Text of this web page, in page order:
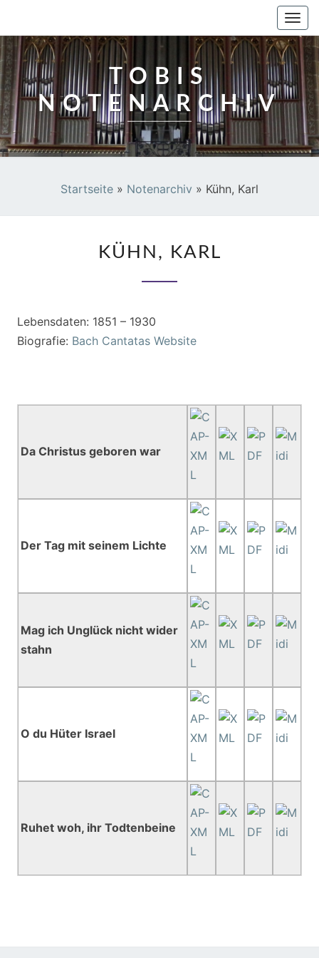
TOBIS
NOTENARCHIV
Startseite » Notenarchiv » Kühn, Karl
KARL
KÜHN, KARL
Lebensdaten: 1851 – 1930
Biografie: Bach Cantatas Website
Da Christus geboren war
Der Tag mit seinem Lichte
Mag ich Unglück nicht wider
stahn
O du Hüter Israel
Ruhet woh, ihr Todtenbeine